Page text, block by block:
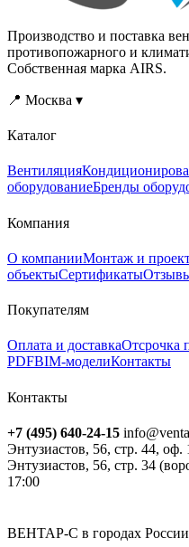
Производство и поставка
противопожарного и
Собственная марка AIRS.
📍 Москва ▾
Каталог
Вентиляция
оборудованиеБренды
Компания
О компанииМонтаж и
объектыСертификаты
Покупателям
Оплата и доставкаОтсрочка
PDFBIM-моделиКонтакты
Контакты
+7 (495) 640-24-15
Энтузиастов, 56, стр. 44, оф.
Энтузиастов, 56, стр. 34
17:00
ВЕНТАР-С в городах России